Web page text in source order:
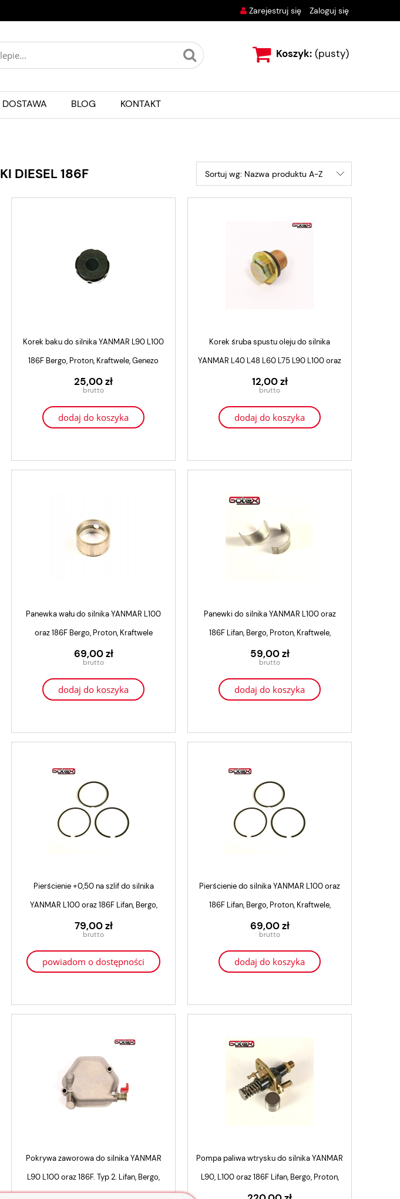
Zarejestruj się Zaloguj się
Koszyk: (pusty)
BLOG KONTAKT
DIESEL 186F Sortuj wg: Nazwa produktu A-Z
Korek baku do silnika YANMAR L90 L100
186F Bergo, Proton, Kraftwele, Genezo
25,00 zł
dodaj do koszyka
Korek śruba spustu oleju do silnika
YANMAR L40 L48 L60 L75 L90 L100 oraz
zamienników 170F, 178F, 186F
12,00 zł
dodaj do koszyka
Panewka wału do silnika YANMAR L100
oraz 186F Bergo, Proton, Kraftwele
69,00 zł
dodaj do koszyka
Panewki do silnika YANMAR L100 oraz
186F Lifan, Bergo, Proton, Kraftwele,
Genezo
59,00 zł
dodaj do koszyka
Pierścienie +0,50 na szlif do silnika
YANMAR L100 oraz 186F Lifan, Bergo,
Proton, Kraftwele, Genezo
79,00 zł
powiadom o dostępności
Pierścienie do silnika YANMAR L100 oraz
186F Lifan, Bergo, Proton, Kraftwele,
Genezo
69,00 zł
dodaj do koszyka
Pokrywa zaworowa do silnika YANMAR
L90 L100 oraz 186F. Typ 2. Lifan, Bergo,
Proton, Kraftwele, Genezo
Pompa paliwa wtrysku do silnika YANMAR
L90, L100 oraz 186F Lifan, Bergo, Proton,
Kraftwele, Genezo